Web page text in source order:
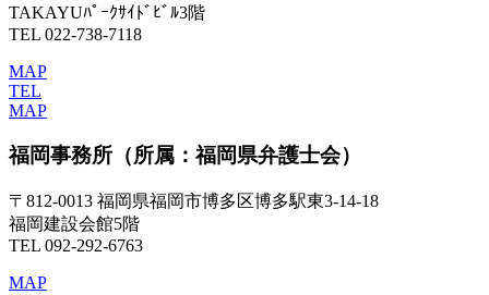
TAKAYUﾊﾟｰｸｻｲﾄﾞﾋﾞﾙ3階
TEL 022-738-7118
MAP
TEL
MAP
福岡事務所 （所属：福岡県弁護士会）
〒812-0013 福岡県福岡市博多区博多駅東3-14-18
福岡建設会館5階
TEL 092-292-6763
MAP